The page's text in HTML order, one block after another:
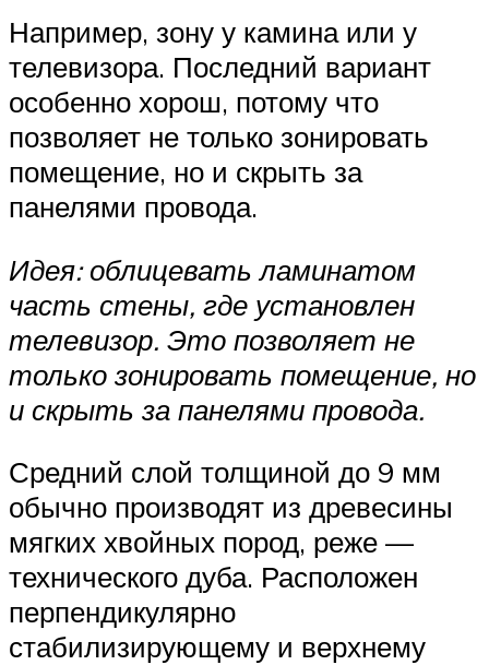
Например, зону у камина или у
телевизора. Последний вариант
особенно хорош, потому что
позволяет не только зонировать
помещение, но и скрыть за
панелями провода.
Идея: облицевать ламинатом
часть стены, где установлен
телевизор. Это позволяет не
только зонировать помещение, но
и скрыть за панелями провода.
Средний слой толщиной до 9 мм
обычно производят из древесины
мягких хвойных пород, реже —
технического дуба. Расположен
перпендикулярно
стабилизирующему и верхнему